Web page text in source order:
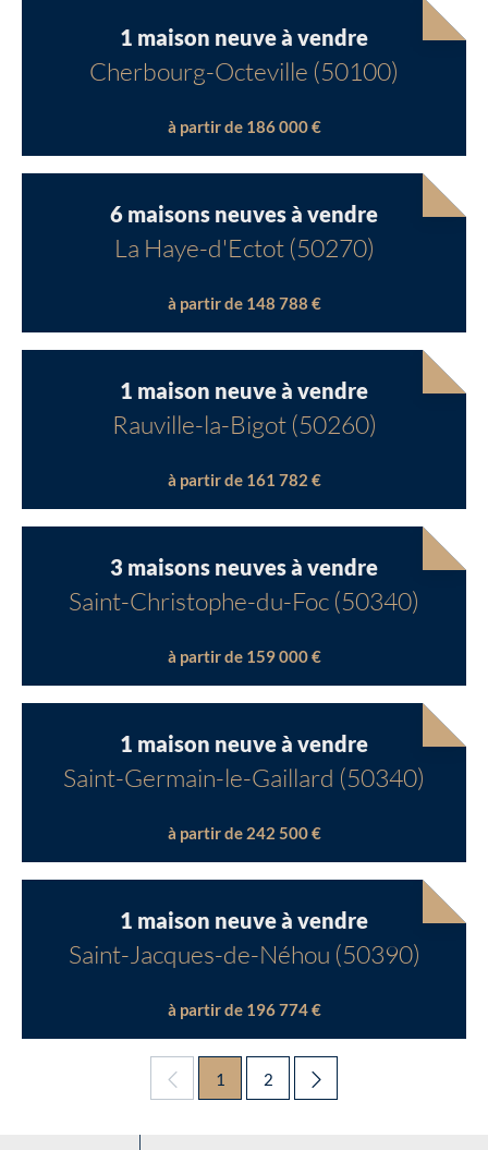
Chargement...
1 maison neuve à vendre
Cherbourg-Octeville (50100)
à partir de 186 000 €
6 maisons neuves à vendre
La Haye-d'Ectot (50270)
à partir de 148 788 €
1 maison neuve à vendre
Rauville-la-Bigot (50260)
à partir de 161 782 €
3 maisons neuves à vendre
Saint-Christophe-du-Foc (50340)
à partir de 159 000 €
1 maison neuve à vendre
Saint-Germain-le-Gaillard (50340)
à partir de 242 500 €
1 maison neuve à vendre
Saint-Jacques-de-Néhou (50390)
à partir de 196 774 €
1 2